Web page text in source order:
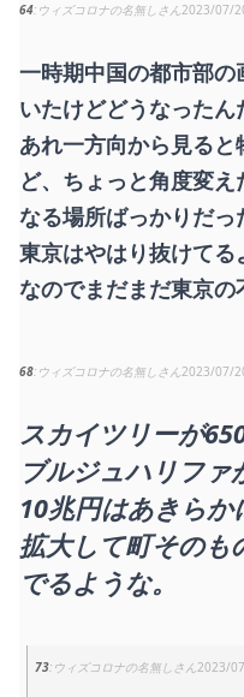
64 ウィズコロナの名無しさん2023/07/
一時期中国の都市部
いたけどどうなったん
あれ一方向から見る
ど、ちょっと角度変
なる場所ばっかりだっ
東京はやはり抜けてる
なのでまだまだ東京
68 ウィズコロナの名無しさん2023/07/
スカイツリーが
ブルジュハリファ
10兆円はあきら
拡大して町そのも
でるような。
73 ウィズコロナの名無しさん2023/